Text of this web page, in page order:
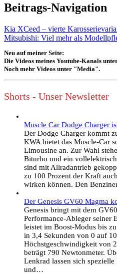
Beitrags-Navigation
Kia XCeed – vierte
Mitsubishi: Viel mehr als
Neu auf meiner Seite:
Die Videos meines Youtube-Kanals
Noch mehr Videos unter "Media".
Shorts - Unser Newsletter
Muscle Car Dodge Charger
Der Dodge Charger kommt
KWA bietet das Muscle-Car
Limousine an. Zur Wahl
Biturbo und ein
sind mit Allradantrieb
zu 100 Prozent der Kraft
wirken können. Den
Der Genesis GV60 Magma
Genesis bringt mit dem
Performance-Ableger seiner
leistet im Boost-Modus bis
in 3,4 Sekunden von 0 auf
Höchstgeschwindigkeit von
beträgt 790 Newtonmeter.
Lenkrad lassen sich
und…